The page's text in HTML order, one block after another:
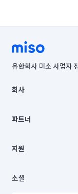
유한회사 미소 사업자
00019 |
주소 | 본사: 서울특별시
컨택센터 : 서울특별시
상품, 상품정보, 거래에
언론 보도 관련 문의:
© 유한회사 미소.
회사
채용
파트너
이사
지원
이용약관
소셜